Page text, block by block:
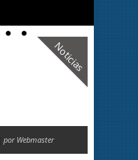
Noticias
por Webmaster